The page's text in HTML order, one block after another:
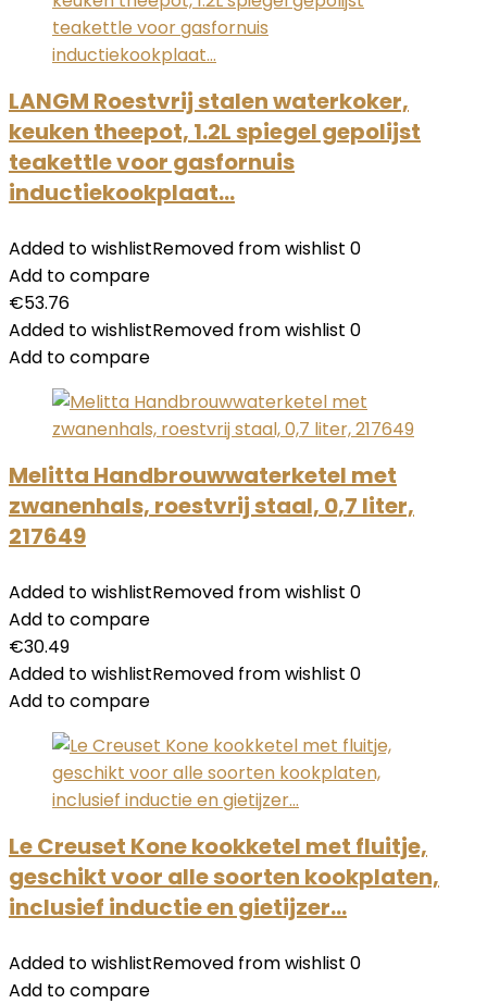
LANGM Roestvrij stalen waterkoker,
keuken theepot, 1.2L spiegel gepolijst
teakettle voor gasfornuis
inductiekookplaat…
Added to wishlistRemoved from wishlist 0
Add to compare
€53.76
Added to wishlistRemoved from wishlist 0
Add to compare
Melitta Handbrouwwaterketel met
zwanenhals, roestvrij staal, 0,7 liter,
217649
Added to wishlistRemoved from wishlist 0
Add to compare
€30.49
Added to wishlistRemoved from wishlist 0
Add to compare
Le Creuset Kone kookketel met fluitje,
geschikt voor alle soorten kookplaten,
inclusief inductie en gietijzer…
Added to wishlistRemoved from wishlist 0
Add to compare